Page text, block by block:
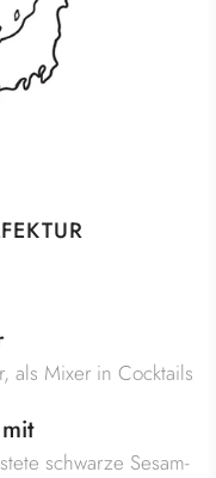
als Mixer in Cocktails
schwarze Sesam-